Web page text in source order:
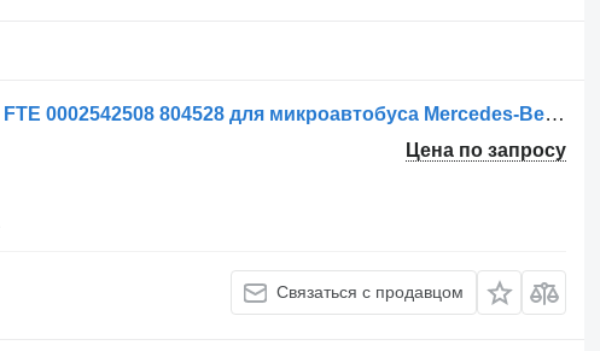
Рабочий цилиндр сцепления FTE 0002542508 804528 для микроавтобуса Mercedes-Benz SPRINTER
Цена по запросу
Связаться с продавцом